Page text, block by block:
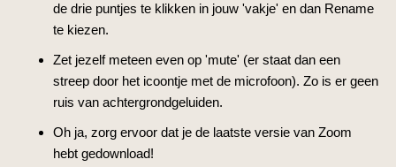
de drie puntjes te klikken in jouw 'vakje' en dan Rename
te kiezen.
Zet jezelf meteen even op 'mute' (er staat dan een
streep door het icoontje met de microfoon). Zo is er geen
ruis van achtergrondgeluiden.
Oh ja, zorg ervoor dat je de laatste versie van Zoom
hebt gedownload!